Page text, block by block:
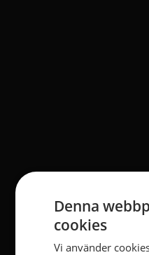
Denna
cookies
Vi använder